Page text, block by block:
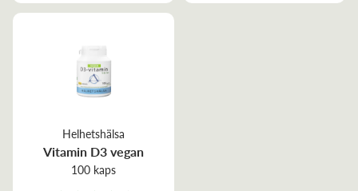
Helhetshälsa
Vitamin D3 vegan
100 kaps